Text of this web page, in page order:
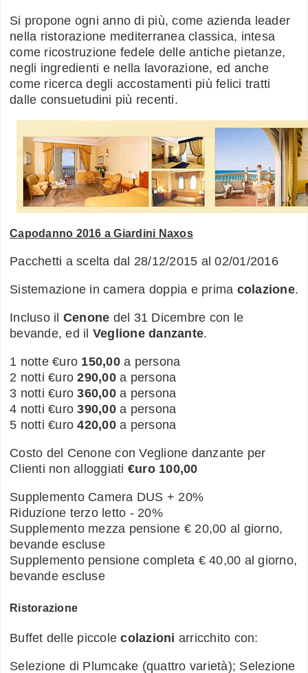
Si propone ogni anno di più, come azienda leader
nella ristorazione mediterranea classica, intesa
come ricostruzione fedele delle antiche pietanze,
negli ingredienti e nella lavorazione, ed anche
come ricerca degli accostamenti più felici tratti
dalle consuetudini più recenti.
Capodanno 2016 a Giardini Naxos
Pacchetti a scelta dal 28/12/2015 al 02/01/2016
Sistemazione in camera doppia e prima colazione.
Incluso il Cenone del 31 Dicembre con le
bevande, ed il Veglione danzante.
1 notte €uro 150,00a persona
2 notti €uro290,00a persona
3 notti €uro360,00a persona
4 notti €uro390,00a persona
5 notti €uro420,00a persona
Costo del Cenone con Veglione danzante per
Clienti non alloggiati €uro 100,00
Supplemento Camera DUS + 20%
Riduzione terzo letto - 20%
Supplemento mezza pensione € 20,00 al giorno,
bevande escluse
Supplemento pensione completa € 40,00 al giorno,
bevande escluse
Ristorazione
Buffet delle piccolecolazioni arricchito con:
Selezione di Plumcake (quattro varietà); Selezione